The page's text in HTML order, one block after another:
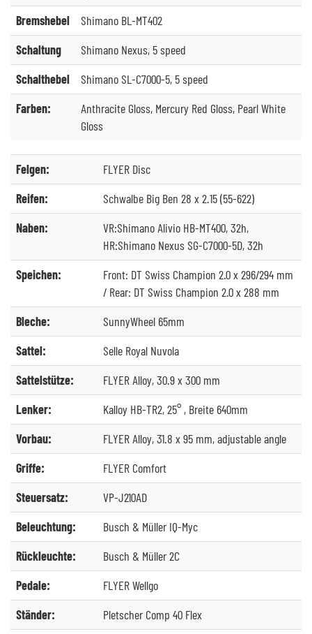
Bremshebel
Shimano BL-MT402
Schaltung
Shimano Nexus, 5 speed
Schalthebel
Shimano SL-C7000-5, 5 speed
Farben:
Anthracite Gloss, Mercury Red Gloss, Pearl White
Gloss
Felgen:
FLYER Disc
Reifen:
Schwalbe Big Ben 28 x 2.15 (55-622)
Naben:
VR:Shimano Alivio HB-MT400, 32h,
HR:Shimano Nexus SG-C7000-5D, 32h
Speichen:
Front: DT Swiss Champion 2.0 x 296/294 mm
/ Rear: DT Swiss Champion 2.0 x 288 mm
Bleche:
SunnyWheel 65mm
Sattel:
Selle Royal Nuvola
Sattelstütze:
FLYER Alloy, 30.9 x 300 mm
Lenker:
Kalloy HB-TR2, 25° , Breite 640mm
Vorbau:
FLYER Alloy, 31.8 x 95 mm, adjustable angle
Griffe:
FLYER Comfort
Steuersatz:
VP-J210AD
Beleuchtung:
Busch & Müller IQ-Myc
Rückleuchte:
Busch & Müller 2C
Pedale:
FLYER Wellgo
Ständer:
Pletscher Comp 40 Flex